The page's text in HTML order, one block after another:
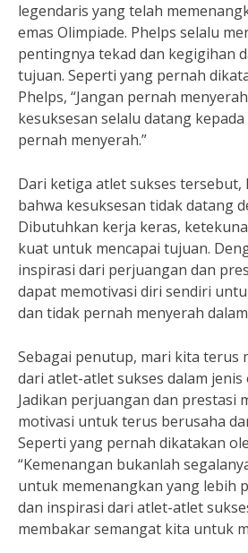
legendaris yang telah
emas Olimpiade. Phelps selalu
pentingnya tekad dan kegigihan
tujuan. Seperti yang pernah
Phelps, “Jangan pernah
kesuksesan selalu datang
pernah menyerah.”
Dari ketiga atlet sukses tersebut,
bahwa kesuksesan tidak datang
Dibutuhkan kerja keras,
kuat untuk mencapai tujuan.
inspirasi dari perjuangan dan
dapat memotivasi diri sendiri
dan tidak pernah menyerah
Sebagai penutup, mari kita terus
dari atlet-atlet sukses dalam
Jadikan perjuangan dan prestasi
motivasi untuk terus berusaha
Seperti yang pernah dikatakan
“Kemenangan bukanlah
untuk memenangkan yang lebih
dan inspirasi dari atlet-atlet
membakar semangat kita untuk